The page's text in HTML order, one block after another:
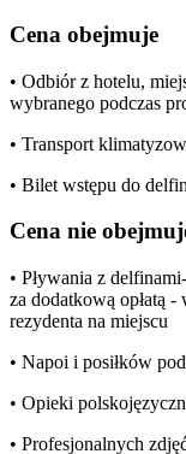
Cena obejmuje
• Odbiór z hotelu,
wybranego podczas
• Transport
• Bilet wstępu do
Cena nie
• Pływania z
za dodatkową opłatą -
rezydenta na miejscu
• Napoi i posiłków
• Opieki
• Profesjonalnych